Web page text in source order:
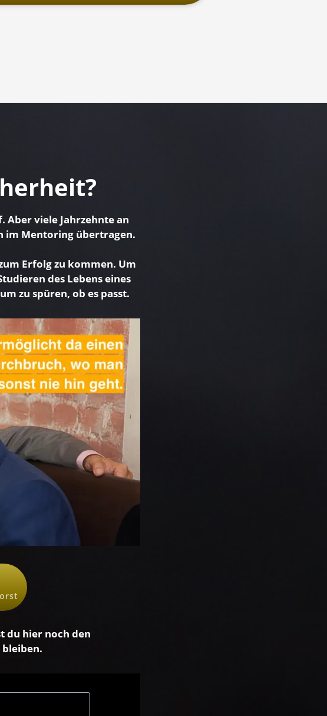
Aber viele Jahrzehnte an
im Mentoring übertragen.
Erfolg zu kommen. Um
des Lebens eines
zu spüren, ob es passt.
du hier noch den